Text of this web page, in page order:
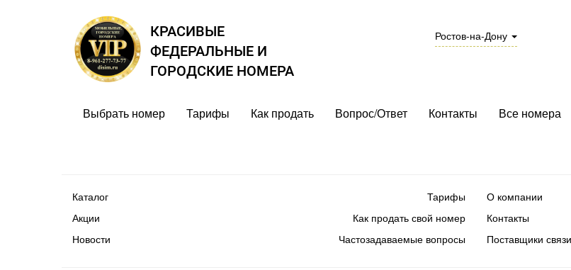
КРАСИВЫЕ
ФЕДЕРАЛЬНЫЕ И
ГОРОДСКИЕ НОМЕРА
Ростов-на-Дону
Выбрать номер Тарифы Как продать Вопрос/Ответ Контакты Все номера
Каталог
Акции
Новости
Тарифы
Как продать свой номер
Частозадаваемые вопросы
О компании
Контакты
Поставщики связи